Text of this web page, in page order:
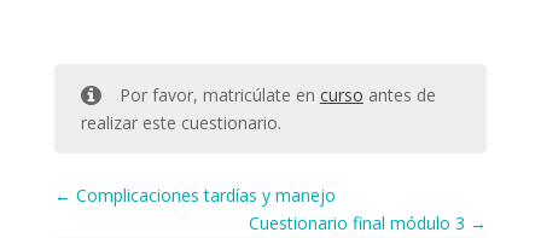
Por favor, matricúlate en curso antes de
realizar este cuestionario.
Complicaciones tardías y manejo
Cuestionario final módulo 3